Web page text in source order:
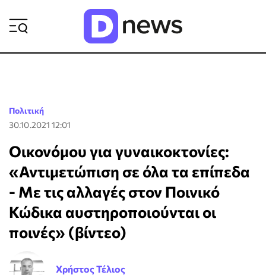
Πολιτική
30.10.2021 12:01
Οικονόμου για γυναικοκτονίες:
«Αντιμετώπιση σε όλα τα επίπεδα
- Με τις αλλαγές στον Ποινικό
Κώδικα αυστηροποιούνται οι
ποινές» (βίντεο)
Χρήστος Τέλιος